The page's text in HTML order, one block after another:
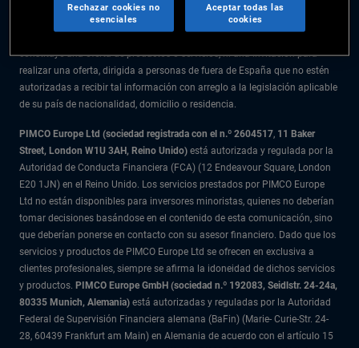
Los productos y servicios están disponibles solo para los residentes en la
constituye una oferta de productos o servicios, ni una invitación para
realizar una oferta, dirigida a personas de fuera de España que no estén
autorizadas a recibir tal información con arreglo a la legislación aplicable
de su país de nacionalidad, domicilio o residencia.
PIMCO Europe Ltd (sociedad registrada con el n.º 2604517, 11 Baker
Street, London W1U 3AH, Reino Unido) está autorizada y regulada por la
Autoridad de Conducta Financiera (FCA) (12 Endeavour Square, London
E20 1JN) en el Reino Unido. Los servicios prestados por PIMCO Europe
Ltd no están disponibles para inversores minoristas, quienes no deberían
tomar decisiones basándose en el contenido de esta comunicación, sino
que deberían ponerse en contacto con su asesor financiero. Dado que los
servicios y productos de PIMCO Europe Ltd se ofrecen en exclusiva a
clientes profesionales, siempre se afirma la idoneidad de dichos servicios
y productos. PIMCO Europe GmbH (sociedad n.º 192083, Seidlstr. 24-24a,
80335 Munich, Alemania) está autorizadas y reguladas por la Autoridad
Federal de Supervisión Financiera alemana (BaFin) (Marie- Curie-Str. 24-
28, 60439 Frankfurt am Main) en Alemania de acuerdo con el artículo 15
Rechazar cookies no
esenciales
Aceptar todas las
cookies